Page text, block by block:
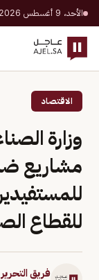
الأحد، 9 أغسطس 2026 · 26 صفر 1448 هـ
الاقتصاد
مشاريع
للقطاع
فريق التحرير